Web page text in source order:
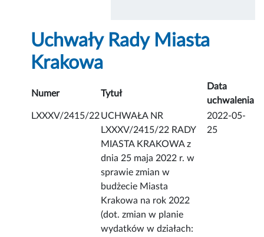
Uchwały Rady Miasta
Krakowa
Numer Tytuł
Data
uchwalenia
LXXXV/2415/22UCHWAŁA NR
LXXXV/2415/22 RADY
MIASTA KRAKOWA z
dnia 25 maja 2022 r. w
sprawie zmian w
budżecie Miasta
Krakowa na rok 2022
(dot. zmian w planie
wydatków w działach:
2022-05-
25